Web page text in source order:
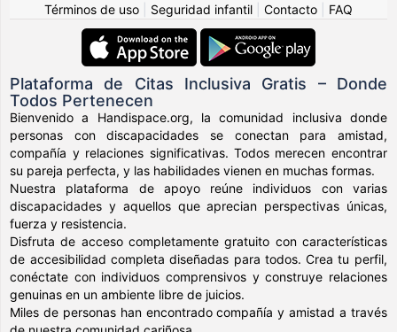
Términos de uso
Seguridad infantil Contacto FAQ
Plataforma de Citas Inclusiva Gratis – Donde
Todos Pertenecen
Bienvenido a Handispace.org, la comunidad inclusiva donde
personas con discapacidades se conectan para amistad,
compañía y relaciones significativas. Todos merecen encontrar
su pareja perfecta, y las habilidades vienen en muchas formas.
Nuestra plataforma de apoyo reúne individuos con varias
discapacidades y aquellos que aprecian perspectivas únicas,
fuerza y resistencia.
Disfruta de acceso completamente gratuito con características
de accesibilidad completa diseñadas para todos. Crea tu perfil,
conéctate con individuos comprensivos y construye relaciones
genuinas en un ambiente libre de juicios.
Miles de personas han encontrado compañía y amistad a través